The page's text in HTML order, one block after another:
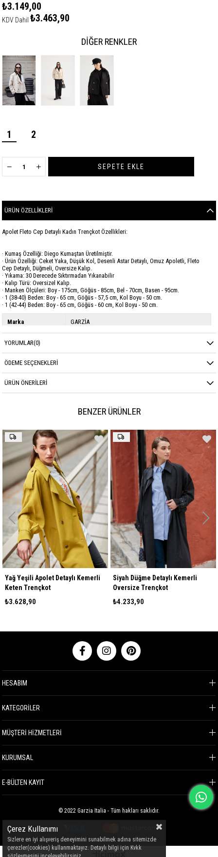
₺3.149,00
KDV Dahil ₺3.463,90
DIĞER RENKLER
1 2
ÜRÜN ÖZELLIKLERI
Apolet Fleto Cep Detaylı Kadın Trençkot Özellikleri:
· Kumaş Özelliği: Diego Kumaştan Üretilmiştir.
· Ürün Özelliği: Ceket Yaka, Düşük Kol, Desenli Astar Detaylı, Omuz Apoletli, Fleto
Cep Detaylı, Düğmeli, Oversize Kalıp.
· Yıkama: 30 Derecede Sıktırmadan Yıkanabilir
· Kalıp Türü: Oversizel Kalıp.
· Manken Ölçüleri: Boy - 175cm, Göğüs - 85cm, Bel - 70cm, Basen - 95cm.
· 1 (38-40) Beden: Boy - 65 cm, Göğüs - 57,5 cm, Kol Boyu - 50 cm.
· 1 (42-44) Beden: Boy - 65 cm, Göğüs - 60 cm, Kol Boyu - 50 cm.
Marka GARZİA
Kumaş Cinsi Diego
YORUMLAR(0)
ÖDEME SEÇENEKLERI
ÜRÜN ÖNERILERI
BENZER ÜRÜNLER
Kemerli
Siyah Düğme Detaylı Kemerli
Oversize Trençkot
Camel Düğme Detaylı
Oversize Trençkot
HESABIM
KATEGORİLER
MÜŞTERİ HİZMETLERİ
KURUMSAL
E-BÜLTEN KAYIT
© 2022 Garzia Italia - Tüm hakları saklıdır.
Çerez Kullanımı
Sizlere en iyi alışveriş deneyimini sunabilmek adına sitemizde
çerezler(cookies) kullanmaktayız. Detaylı bilgi için Kvkk